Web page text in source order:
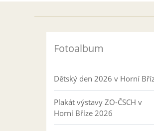
Fotoalbum
Dětský den 2026 v Horní
Plakát výstavy ZO-ČSCH v
Horní Bříze 2026